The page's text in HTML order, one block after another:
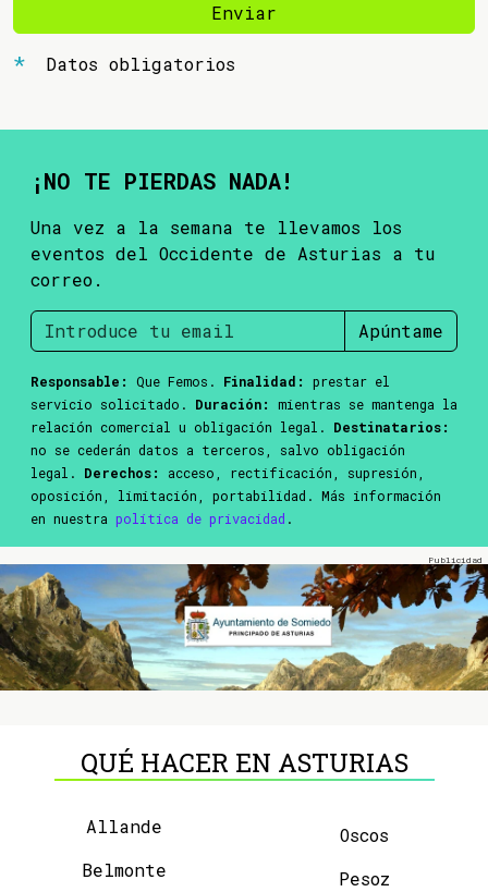
Enviar
Datos obligatorios
¡NO TE PIERDAS NADA!
Una vez a la semana te llevamos los
eventos del Occidente de Asturias a tu
correo.
Apúntame
Responsable: Que Femos. Finalidad:
prestar el
servicio solicitado. Duración:
mientras se mantenga la
relación comercial u obligación legal. Destinatarios:
no se cederán datos a terceros, salvo obligación
legal. Derechos:
acceso, rectificación, supresión,
oposición, limitación, portabilidad. Más información
en nuestra política de privacidad .
QUÉ HACER EN ASTURIAS
Allande
Belmonte
Oscos
Pesoz